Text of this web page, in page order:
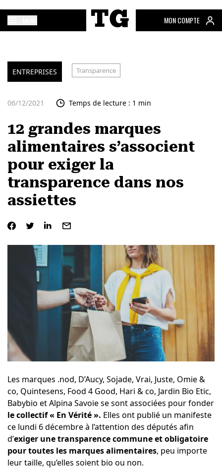
MON COMPTE
ENTREPRISES Transparence
06/12/2021 Temps de lecture : 1 min
12 grandes marques
alimentaires s’associent
pour exiger la
transparence dans nos
assiettes
Les marques .nod, D’Aucy, Sojade, Vrai, Juste, Omie &
co, Quintesens, Food 4 Good, Hari & co, Jardin Bio Etic,
Babybio et Alpina Savoie se sont associées pour fonder
le collectif« En Vérité ». Elles ont publié un manifeste
ce lundi 6 décembre à l’attention des députés afin
d’exiger une transparence commune et obligatoire
pour toutes les marques alimentaires, peu importe
leur taille, qu’elles soient bio ou non.